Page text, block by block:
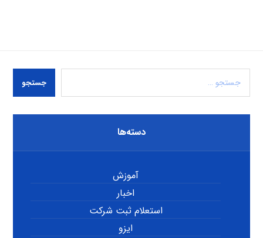
جستجو
دسته‌ها
آموزش
اخبار
استعلام ثبت شرکت
ایزو